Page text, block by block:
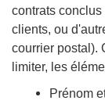
contrats
clients, ou
courrier postal).
limiter, les
Prénom